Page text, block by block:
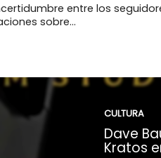
entre los
sobre...
CULTURA
Dave
Kratos